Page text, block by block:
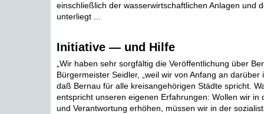
einschließlich der wasserwirtschaftlichen Anlagen und
unterliegt ...
Initiative — und Hilfe
„Wir haben sehr sorgfältig die Veröffentlichung über
Bürgermeister Seidler, „weil wir von Anfang an darüber
daß Bernau für alle kreisangehörigen Städte spricht.
entspricht unseren eigenen Erfahrungen: Wollen wir in
und Verantwortung erhöhen, müssen wir in der